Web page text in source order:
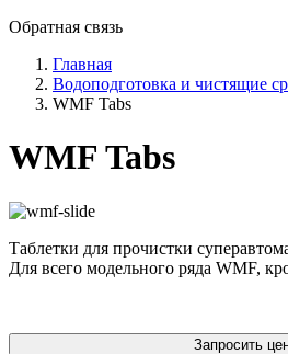
Обратная связь
Главная
Водоподготовка и чистящие
WMF Tabs
WMF Tabs
Таблетки для прочистки
Для всего модельного ряда WMF,
Запросить